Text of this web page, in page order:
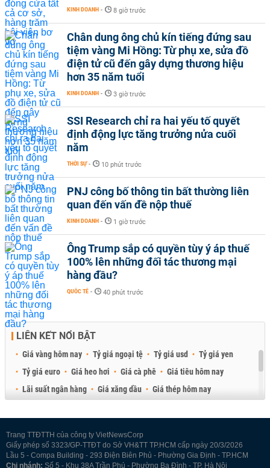
KINH DOANH - 8 giờ trước
Chân dung ông chủ kín tiếng đứng sau
tiệm vàng Mi Hồng: Từ phụ xe, sửa đồ
điện tử cũ đến gây dựng thương hiệu
hơn 35 năm tuổi
KINH DOANH - 3 giờ trước
SSI Research chỉ ra hai yếu tố quyết
định động lực tăng trưởng nửa cuối
năm
THỜI SỰ - 10 phút trước
PNJ công bố thông tin bất thường liên
quan đến vấn đề nộp thuế
KINH DOANH - 1 giờ trước
Ông Trump sắp có quyền tùy ý áp thuế
100% lên những đối tác thương mại
hàng đầu?
QUỐC TẾ - 40 phút trước
LIÊN KẾT NỔI BẬT
Giá vàng hôm nay Tỷ giá ngoại tệ Tỷ giá usd
Tỷ giá yen
Tỷ giá euro
Giá heo hơi Giá cà phê
Giá tiêu hôm nay
Lãi suất ngân hàng
Giá xăng dầu
Giá thép hôm nay
Trang TTĐTTH của công ty VietNewsCorp
Giấy phép số 3323/GP-TTĐT do Sở VH&TT TP.HCM cấp ngày 20/3/2026
Lầu 5 - Compa Building - 293 Điện Biên Phủ - Phường Gia Định - TP.HCM
Chi nhánh: Số 5 - Khu 38A Trần Phú - Phường Ba Đình - TP. Hà Nội